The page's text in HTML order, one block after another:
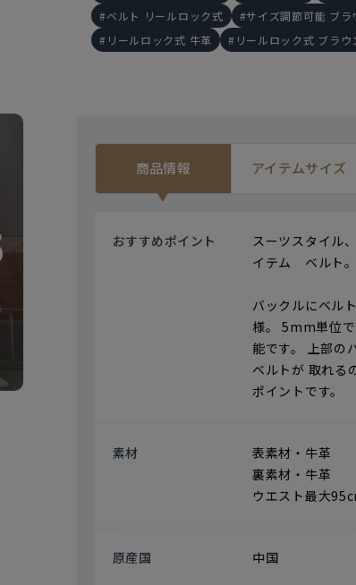
ベルト リールロック式
サイズ調節可能 ブラ
リールロック式 牛革
リールロック式 ブラウ
商品情報 アイテムサイズ
おすすめポイント
スーツスタイル
イテム ベルト。
バックルにベル
様。 5mm単位
能です。 上部の
ベルトが 取れる
ポイントです。
素材
表素材・牛革
裏素材・牛革
ウエスト最大
原産国 中国